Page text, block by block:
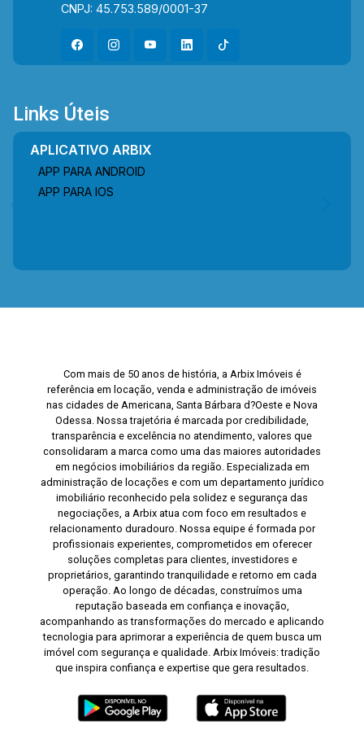
CNPJ: 45.753.589/0001-37
Links Úteis
APLICATIVO ARBIX
APP PARA ANDROID
APP PARA IOS
Com mais de 50 anos de história, a Arbix Imóveis é
referência em locação, venda e administração de imóveis
nas cidades de Americana, Santa Bárbara d?Oeste e Nova
Odessa. Nossa trajetória é marcada por credibilidade,
transparência e excelência no atendimento, valores que
consolidaram a marca como uma das maiores autoridades
em negócios imobiliários da região. Especializada em
administração de locações e com um departamento jurídico
imobiliário reconhecido pela solidez e segurança das
negociações, a Arbix atua com foco em resultados e
relacionamento duradouro. Nossa equipe é formada por
profissionais experientes, comprometidos em oferecer
soluções completas para clientes, investidores e
proprietários, garantindo tranquilidade e retorno em cada
operação. Ao longo de décadas, construímos uma
reputação baseada em confiança e inovação,
acompanhando as transformações do mercado e aplicando
tecnologia para aprimorar a experiência de quem busca um
imóvel com segurança e qualidade. Arbix Imóveis: tradição
que inspira confiança e expertise que gera resultados.